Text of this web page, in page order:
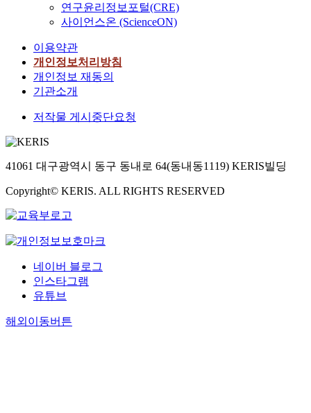
연구윤리정보포털(CRE)
사이언스온 (ScienceON)
이용약관
개인정보처리방침
개인정보 재동의
기관소개
저작물 게시중단요청
41061 대구광역시 동구 동내로 64(동내동1119) KERIS빌딩
Copyright© KERIS. ALL RIGHTS RESERVED
네이버 블로그
인스타그램
유튜브
해외이동버튼